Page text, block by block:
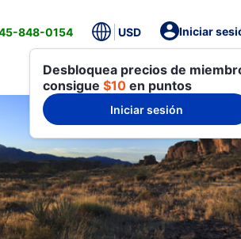
848-0154 USD Iniciar
Desbloquea precios de
consigue $10 en puntos
Iniciar sesión